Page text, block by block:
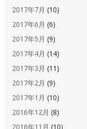
2017年7月 (10)
2017年6月 (6)
2017年5月 (9)
2017年4月 (14)
2017年3月 (11)
2017年2月 (9)
2017年1月 (10)
2016年12月 (8)
2016年11月 (10)